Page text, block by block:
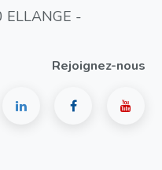
ELLANGE -
Rejoignez-nous